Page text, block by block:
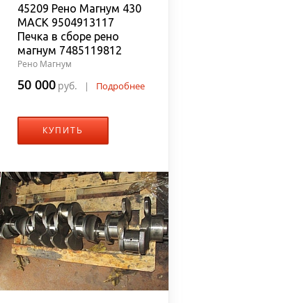
45209 Рено Магнум 430
MACK 9504913117
Печка в сборе рено
магнум 7485119812
Рено Магнум
50 000 руб. | Подробнее
КУПИТЬ